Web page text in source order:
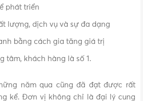
phát triển
lượng, dịch vụ và sự đa dạng
bằng cách gia tăng giá trị
tâm, khách hàng là số 1.
năm qua cũng đã đạt được rất
kể. Đơn vị không chỉ là đại lý cung